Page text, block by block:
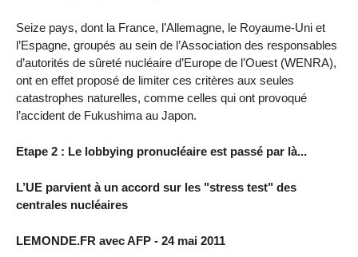
Seize pays, dont la France, l’Allemagne, le Royaume-Uni et
l’Espagne, groupés au sein de l’Association des responsables
d’autorités de sûreté nucléaire d’Europe de l’Ouest (WENRA),
ont en effet proposé de limiter ces critères aux seules
catastrophes naturelles, comme celles qui ont provoqué
l’accident de Fukushima au Japon.
Etape 2 : Le lobbying pronucléaire est passé par là...
L’UE parvient à un accord sur les "stress test" des
centrales nucléaires
LEMONDE.FR avec AFP - 24 mai 2011